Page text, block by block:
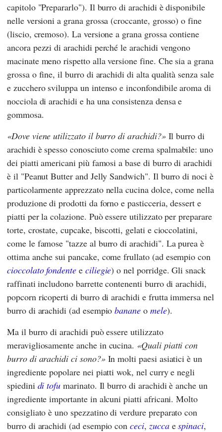
capitolo "Prepararlo"). Il burro di arachidi è disponibile
nelle versioni a grana grossa (croccante, grosso) o fine
(liscio, cremoso). La versione a grana grossa contiene
ancora pezzi di arachidi perché le arachidi vengono
macinate meno rispetto alla versione fine. Che sia a grana
grossa o fine, il burro di arachidi di alta qualità senza sale
e zucchero sviluppa un intenso e inconfondibile aroma di
nocciola di arachidi e ha una consistenza densa e
gommosa.
Dove viene utilizzato il burro di arachidi? Il burro di
arachidi è spesso conosciuto come crema spalmabile: uno
dei piatti americani più famosi a base di burro di arachidi
è il "Peanut Butter and Jelly Sandwich". Il burro di noci è
particolarmente apprezzato nella cucina dolce, come nella
produzione di prodotti da forno e pasticceria, dessert e
piatti per la colazione. Può essere utilizzato per preparare
torte, crostate, cupcake, biscotti, gelati e cioccolatini,
come le famose "tazze al burro di arachidi". La purea è
ottima anche sui pancake, come frullato (ad esempio con
cioccolato fondentee ciliegie) o nel porridge. Gli snack
raffinati includono barrette contenenti burro di arachidi,
popcorn ricoperti di burro di arachidi e frutta immersa nel
burro di arachidi (ad esempiobanane o mele).
Ma il burro di arachidi può essere utilizzato
meravigliosamente anche in cucina.
Quali piatti con
burro di arachidi ci sono? In molti paesi asiatici è un
ingrediente popolare nei piatti wok, nel curry e negli
spiedini di tofu marinato. Il burro di arachidi è anche un
ingrediente importante in alcuni piatti africani. Molto
consigliato è uno spezzatino di verdure preparato con
burro di arachidi (ad esempio conceci, zuccaespinaci,